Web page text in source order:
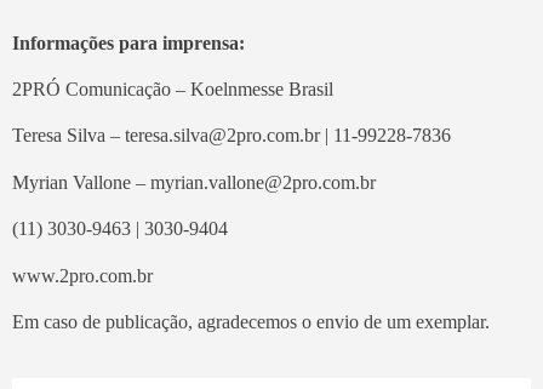
Informações para imprensa:
2PRÓ Comunicação – Koelnmesse Brasil
Teresa Silva – teresa.silva@2pro.com.br | 11-99228-7836
Myrian Vallone – myrian.vallone@2pro.com.br
(11) 3030-9463 | 3030-9404
www.2pro.com.br
Em caso de publicação, agradecemos o envio de um exemplar.